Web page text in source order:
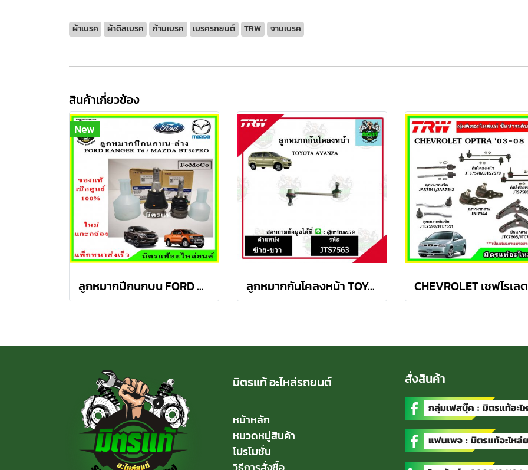
ผ้าเบรค ผ้าดิสเบรค ก้ามเบรค เบรครถยนต์ TRW จานเบรค
สินค้าเกี่ยวข้อง
New
ลูกหมากปีกนกบน FORD Ranger T6 / MAZDA BT50 PRO 2WD , 4WD ลูกหมากกันโคลงหน้า TOYOTA AVANZA อเวนซ่า ปี 04-11ชุดช่วงล่าง TRW ราคาต่อคู่
มิตรแท้ อะไหล่รถยนต์
หน้าหลัก
หมวดหมู่สินค้า
โปรโมชั่น
สั่งสินค้า